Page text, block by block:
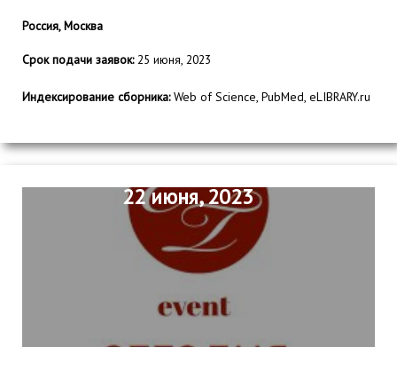
Россия, Москва
Срок подачи заявок:25 июня, 2023
Индексирование сборника:Web of Science, PubMed, eLIBRARY.ru
22 июня, 2023